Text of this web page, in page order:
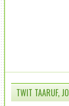
TWIT TAARUF,